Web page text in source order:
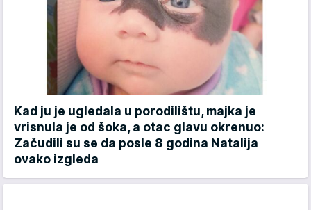
Kad ju je ugledala u porodilištu, majka je
vrisnula je od šoka, a otac glavu okrenuo:
Začudili su se da posle 8 godina Natalija
ovako izgleda